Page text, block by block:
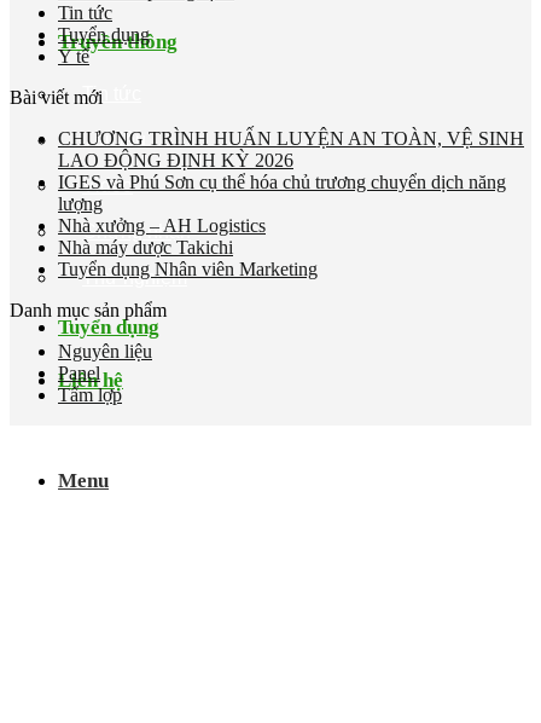
Truyền thông
Tin tức
Tài liệu
Video
Chứng nhận
Thử nghiệm
Tuyển dụng
Liên hệ
Menu
Tin tức
Tuyển dụng
Y tế
Bài viết mới
CHƯƠNG TRÌNH HUẤN LUYỆN AN TOÀN, VỆ SINH
LAO ĐỘNG ĐỊNH KỲ 2026
IGES và Phú Sơn cụ thể hóa chủ trương chuyển dịch năng
lượng
Nhà xưởng – AH Logistics
Nhà máy dược Takichi
Tuyển dụng Nhân viên Marketing
Danh mục sản phẩm
Nguyên liệu
Panel
Tấm lợp